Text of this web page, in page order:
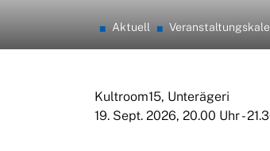
Aktuell
Kultroom15, Unterägeri
19. Sept. 2026, 20.00 Uhr -